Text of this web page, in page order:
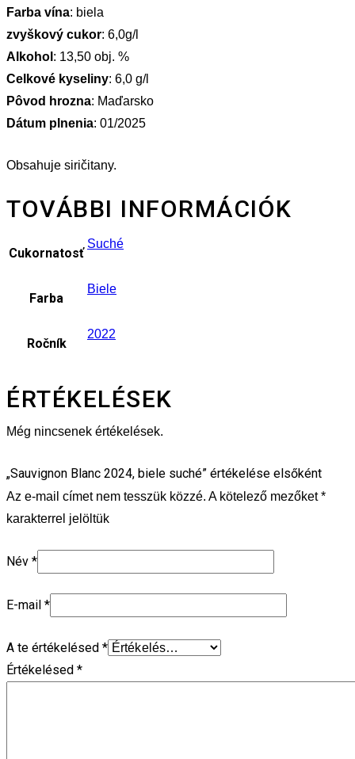
Farba vína: biela
zvyškový cukor: 6,0g/l
Alkohol : 13,50 obj. %
Celkové kyseliny: 6,0 g/l
Pôvod hrozna: Maďarsko
Dátum plnenia: 01/2025
Obsahuje siričitany.
TOVÁBBI INFORMÁCIÓK
Cukornatosť
Suché
Farba
Biele
Ročník
2022
ÉRTÉKELÉSEK
Még nincsenek értékelések.
„Sauvignon Blanc 2024, biele suché” értékelése elsőként
Az e-mail címet nem tesszük közzé. A kötelező mezőket*
karakterrel jelöltük
Név *
E-mail *
A te értékelésed *
Értékelésed *